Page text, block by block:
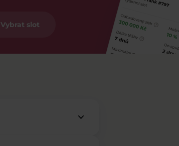
Vybrat slot
keyboard_arrow_down